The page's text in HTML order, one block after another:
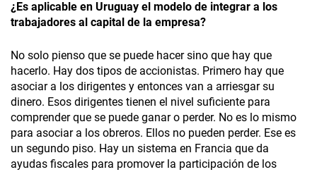
¿Es aplicable en Uruguay el modelo de integrar a los
trabajadores al capital de la empresa?
No solo pienso que se puede hacer sino que hay que
hacerlo. Hay dos tipos de accionistas. Primero hay que
asociar a los dirigentes y entonces van a arriesgar su
dinero. Esos dirigentes tienen el nivel suficiente para
comprender que se puede ganar o perder. No es lo mismo
para asociar a los obreros. Ellos no pueden perder. Ese es
un segundo piso. Hay un sistema en Francia que da
ayudas fiscales para promover la participación de los